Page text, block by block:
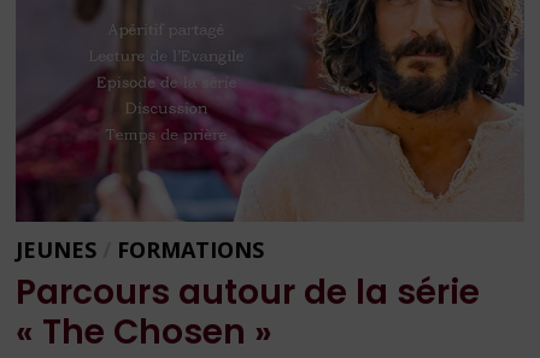
JEUNES FORMATIONS
Parcours autour de la série
« The Chosen »